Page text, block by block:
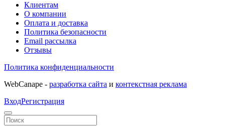
Клиентам
О компании
Оплата и доставка
Политика безопасности
Email рассылка
Отзывы
Политика конфиденциальности
WebCanape - разработка сайта и контекстная реклама
ВходРегистрация